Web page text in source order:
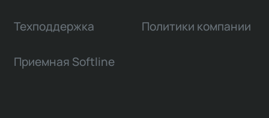
Техподдержка Политики компании
Приемная Softline